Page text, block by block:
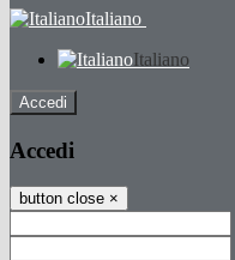
Italiano
Italiano
Accedi
Accedi
button close ×